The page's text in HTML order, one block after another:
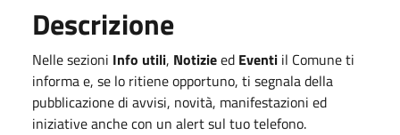
Descrizione
Nelle sezioni Info utili, Notizieed Eventi il Comune ti
informa e, se lo ritiene opportuno, ti segnala della
pubblicazione di avvisi, novità, manifestazioni ed
iniziative anche con un alert sul tuo telefono.